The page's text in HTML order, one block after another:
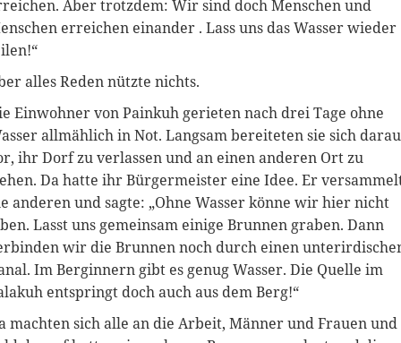
Aber trotzdem: Wir sind doch Menschen und
erreichen einander . Lass uns das Wasser wieder
alles Reden nützte nichts.
Einwohner von Painkuh gerieten nach drei Tage ohne
allmählich in Not. Langsam bereiteten sie sich
ihr Dorf zu verlassen und an einen anderen Ort zu
Da hatte ihr Bürgermeister eine Idee. Er
anderen und sagte: „Ohne Wasser könne wir hier nicht
Lasst uns gemeinsam einige Brunnen graben. Dann
wir die Brunnen noch durch einen
Im Berginnern gibt es genug Wasser. Die Quelle im
entspringt doch auch aus dem Berg!“
machten sich alle an die Arbeit, Männer und Frauen und